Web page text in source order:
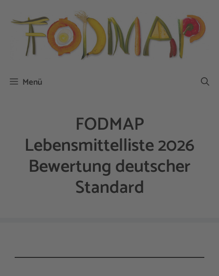
Inhalt
springen
Menü
FODMAP
Lebensmittelliste 2026
Bewertung deutscher
Standard